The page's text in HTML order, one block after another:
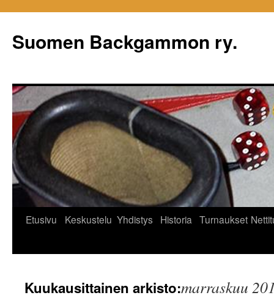
Suomen Backgammon ry.
Etusivu Keskustelu Yhdistys Historia Turnaukset
Kuukausittainen arkisto:marraskuu